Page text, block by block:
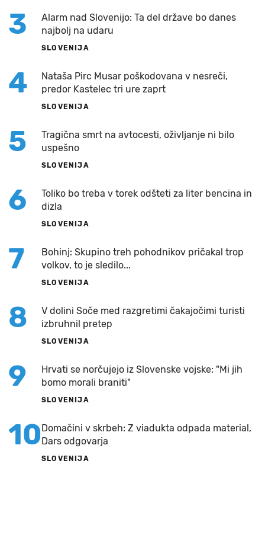
3
Alarm nad Slovenijo: Ta del države bo danes
najbolj na udaru
SLOVENIJA
4
Nataša Pirc Musar poškodovana v nesreči,
predor Kastelec tri ure zaprt
SLOVENIJA
5
Tragična smrt na avtocesti, oživljanje ni bilo
uspešno
SLOVENIJA
6
Toliko bo treba v torek odšteti za liter bencina in
dizla
SLOVENIJA
7
Bohinj: Skupino treh pohodnikov pričakal trop
volkov, to je sledilo...
SLOVENIJA
8
V dolini Soče med razgretimi čakajočimi turisti
izbruhnil pretep
SLOVENIJA
9
Hrvati se norčujejo iz Slovenske vojske: "Mi jih
bomo morali braniti"
SLOVENIJA
10Domačini v skrbeh: Z viadukta odpada material,
Dars odgovarja
SLOVENIJA